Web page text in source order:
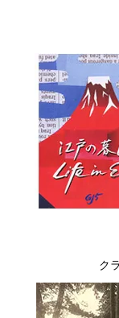
ク